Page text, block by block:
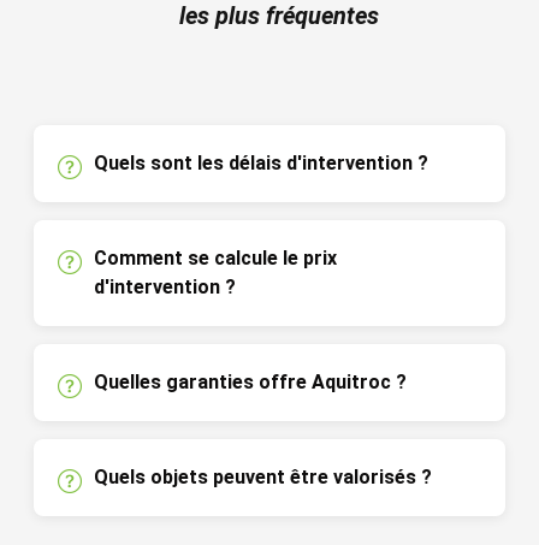
les plus fréquentes
Quels sont les délais d'intervention ?
Comment se calcule le prix
d'intervention ?
Quelles garanties offre Aquitroc ?
Quels objets peuvent être valorisés ?